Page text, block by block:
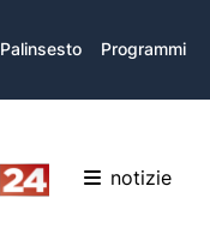
Palinsesto Programmi
notizie